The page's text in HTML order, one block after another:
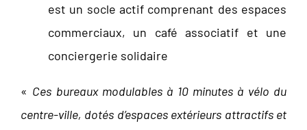
est un socle actif comprenant des espaces
commerciaux, un café associatif et une
conciergerie solidaire
« Ces bureaux modulables à 10 minutes à vélo du
centre-ville, dotés d’espaces extérieurs attractifs et